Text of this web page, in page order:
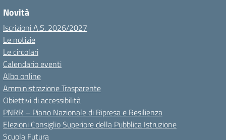
Novità
Iscrizioni A.S. 2026/2027
Le notizie
Le circolari
Calendario eventi
Albo online
Amministrazione Trasparente
Obiettivi di accessibilità
PNRR – Piano Nazionale di Ripresa e Resilienza
Elezioni Consiglio Superiore della Pubblica Istruzione
Scuola Futura